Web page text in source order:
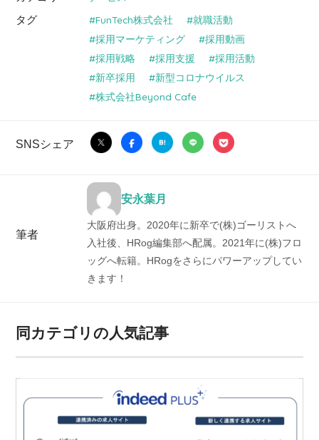
タグ FunTech株式会社
就職活動
採用マーケティング
採用動画
採用戦略
採用支援
採用活動
新卒採用
新型コロナウイルス
株式会社Beyond Cafe
SNSシェア
筆者
安永葉月
大阪府出身。2020年に新卒で(株)ゴーリストへ
入社後、HRog編集部へ配属。2021年に(株)フロ
ッグへ転籍。HRogをさらにパワーアップしてい
きます！
同カテゴリの人気記事